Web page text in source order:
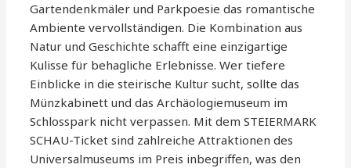
Gartendenkmäler und Parkpoesie das romantische
Ambiente vervollständigen. Die Kombination aus
Natur und Geschichte schafft eine einzigartige
Kulisse für behagliche Erlebnisse. Wer tiefere
Einblicke in die steirische Kultur sucht, sollte das
Münzkabinett und das Archäologiemuseum im
Schlosspark nicht verpassen. Mit dem STEIERMARK
SCHAU-Ticket sind zahlreiche Attraktionen des
Universalmuseums im Preis inbegriffen, was den